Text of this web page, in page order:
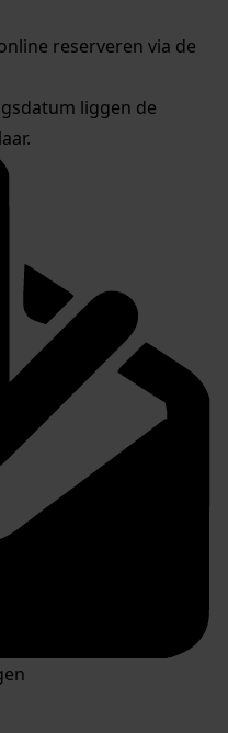
reserveren via de
liggen de